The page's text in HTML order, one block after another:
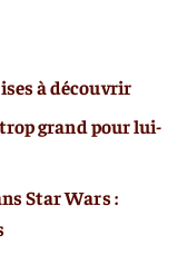
à découvrir
grand pour lui-
Star Wars :